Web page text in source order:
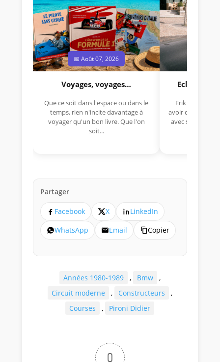
📅 Août 07, 2026
Voyages, voyages…
Que ce soit dans l'espace ou dans le
temps, rien n'incite davantage à
voyager qu'un bon livre. Que l'on
soit...
Eclectica
Erik Comas,
avoir déjà
avec sa Lancia
Partager
Facebook X
LinkedIn
WhatsApp
Email Copier
Années 1980-1989 , Bmw
,
Circuit moderne
, Constructeurs
,
Courses
, Pironi Didier
0